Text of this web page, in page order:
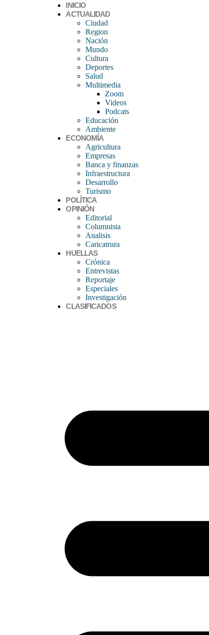
INICIO
ACTUALIDAD
Ciudad
Region
Nación
Mundo
Cultura
Deportes
Salud
Multimedia
Zoom
Videos
Podcats
Educación
Ambiente
ECONOMÍA
Agricultura
Empresas
Banca y finanzas
Infraestructura
Desarrollo
Turismo
POLÍTICA
OPINIÓN
Editorial
Columnista
Analisis
Caricatrura
HUELLAS
Crónica
Entrevistas
Reportaje
Especiales
Investigación
CLASIFICADOS